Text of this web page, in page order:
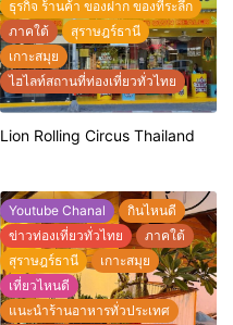
ธุรกิจ ร้านค้า ของฝาก ของที่ระลึก
ภาคใต้
สุราษฎร์ธานี
เกาะสมุย
ไฮไลท์สถานที่ท่องเที่ยวทั่วไทย
Lion Rolling Circus Thailand
Youtube Chanal
กินไหนดี
ข่าวท่องเที่ยวทั่วไทย
ภาคใต้
สุราษฎร์ธานี
เกาะสมุย
เที่ยวไหนดี
แนะนำร้านอาหารทั่วประเทศ